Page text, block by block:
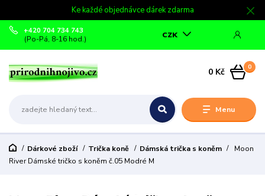
Ke každé objednávce dárek zdarma
Menu
CZK
+420 704 734 743
(Po-Pá, 8-16 hod.)
0
0 Kč
Dárkové zboží Trička koně Dámská trička s koněm
Moon
River Dámské tričko s koněm č.05 Modré M